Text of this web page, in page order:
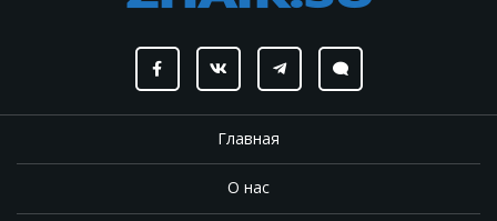
Главная
О нас